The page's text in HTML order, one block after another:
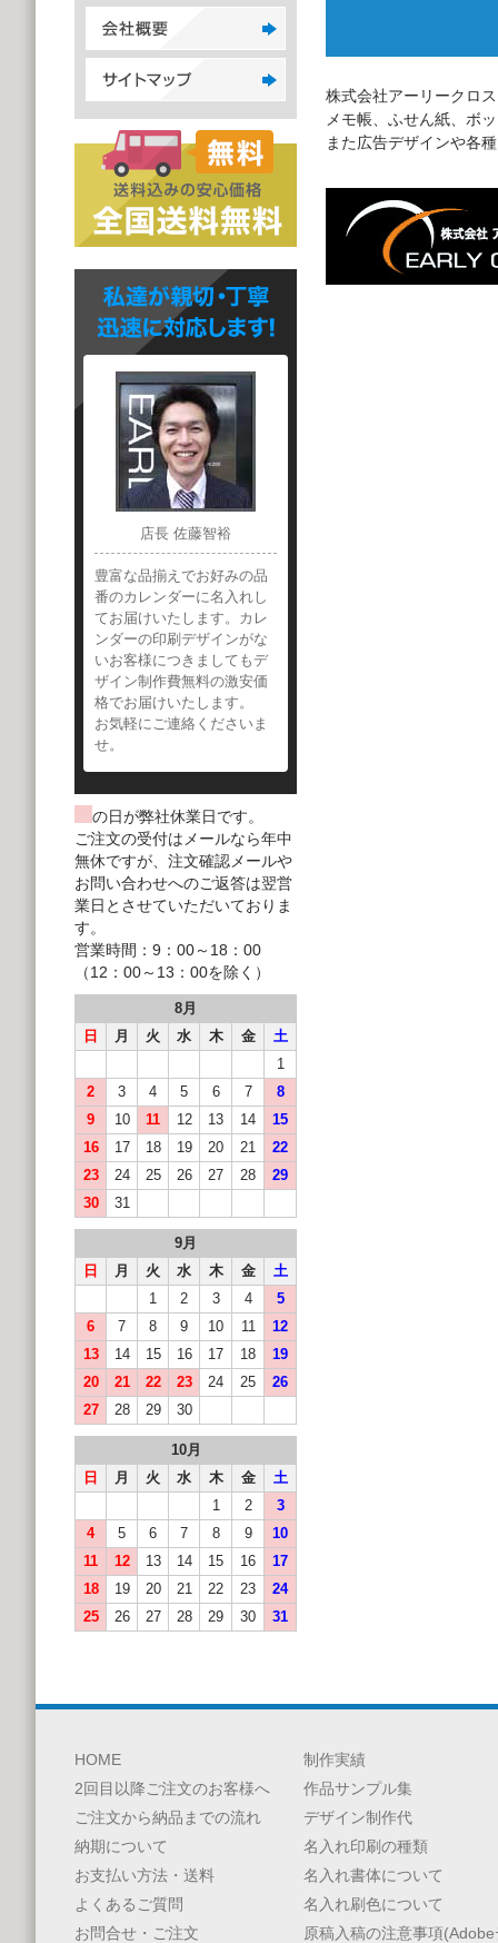
株式会社アーリークロ
メモ帳、ふせん紙、ボ
また広告デザインや各
店長 佐藤智裕
豊富な品揃えでお好みの品
番のカレンダーに名入れし
てお届けいたします。カレ
ンダーの印刷デザインがな
いお客様につきましてもデ
ザイン制作費無料の激安価
格でお届けいたします。
お気軽にご連絡くださいま
せ。
の日が弊社休業日です。
ご注文の受付はメールなら年中
無休ですが、注文確認メールや
お問い合わせへのご返答は翌営
業日とさせていただいておりま
す。
営業時間：9：00～18：00
（12：00～13：00を除く）
8月
日
月 火 水 木 金
土
1
2
3 4 5 6 7
8
9
10 11 12 13 14
15
16
17 18 19 20 21
22
23
24 25 26 27 28
29
30
31
9月
日
月 火 水 木 金
土
1
2 3 4
5
6
7 8 9 10 11
12
13
14 15 16 17 18
19
20
21 22 23 24 25
26
27
28 29 30
10月
日
月 火 水 木 金
土
1
2
3
4
5 6 7 8 9
10
11
12 13 14 15 16
17
18
19 20 21 22 23
24
25
26 27 28 29 30 31
HOME
2回目以降ご注文のお客様へ
ご注文から納品までの流れ
納期について
お支払い方法・送料
よくあるご質問
お問合せ・ご注文
制作実績
作品サンプル集
デザイン制作代
名入れ印刷の種類
名入れ書体について
名入れ刷色について
原稿入稿の注意事項